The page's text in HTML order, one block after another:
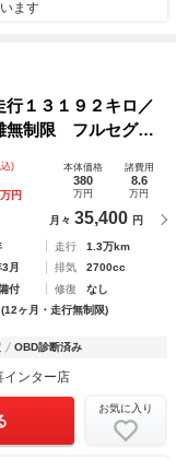
ます
１３１９２キロ／
無制限 フルセグナ
ＤＶＤ ドラレコ
)
万円
本体価格
380
万円
諸費用
8.6
万円
月々 35,400 円
走行
1.3万km
月 排気
2700cc
付 修復
なし
ヶ月・走行無制限)
OBD診断済み
ンター店
お気に入り